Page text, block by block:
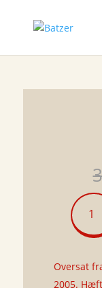
Sigbrits
bålfærd
antal
Oversat
2005.